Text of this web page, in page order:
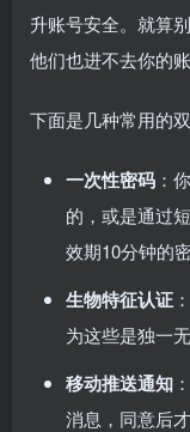
升账号安全。就算
他们也进不去你的账
下面是几种常用的
一次性密码 ：
的，或是通过
效期10分钟的密
生物特征认证
为这些是独一
移动推送通知
消息，同意后才